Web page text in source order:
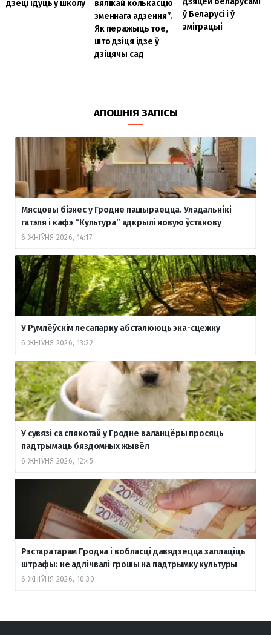
дзеці ідуць у школу
вялікай колькасцю
зменнага адзення”.
Як перажыць тое,
што дзіця ідзе ў
дзіцячы сад
ў Беларусі і ў
эміграцыі
АПОШНІЯ ЗАПІСЫ
Мясцовы бізнес у Гродне пашыраецца. Уладальнікі
гатэля і кафэ “Культура” адкрылі новую ўстанову
6 ЖНІЎНЯ 2026, 14:17
У Румлёўскім лесапарку абсталююць эка-сцежку
6 ЖНІЎНЯ 2026, 13:22
У сувязі са спякотай у Гродне валанцёры просяць
падтрымаць бяздомных жывёл
6 ЖНІЎНЯ 2026, 12:45
Рэстаратарам Гродна і вобласці давядзецца заплаціць
штрафы: не адлічвалі грошы на падтрымку культуры
6 ЖНІЎНЯ 2026, 10:30